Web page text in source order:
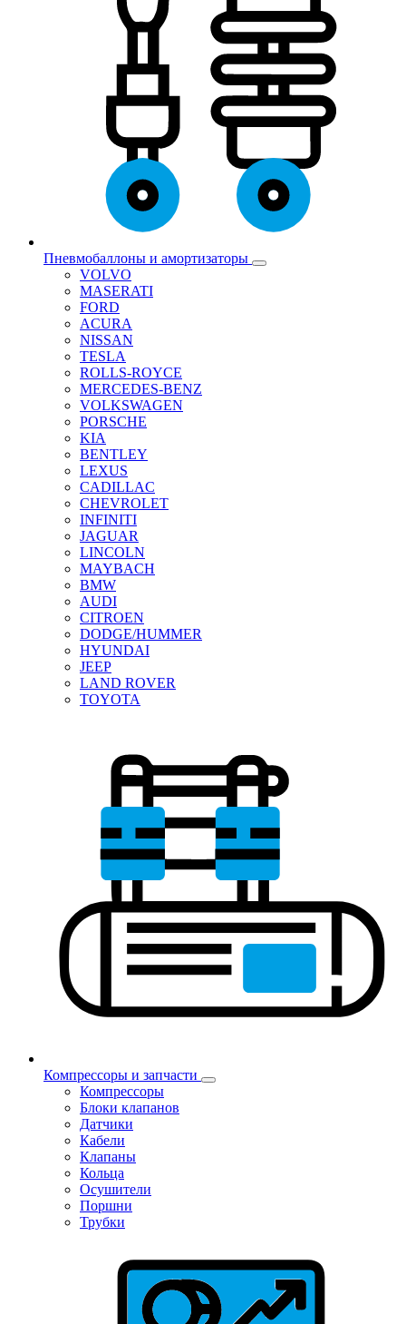
Пневмобаллоны и амортизаторы
VOLVO
MASERATI
FORD
ACURA
NISSAN
TESLA
ROLLS-ROYCE
MERCEDES-BENZ
VOLKSWAGEN
PORSCHE
KIA
BENTLEY
LEXUS
CADILLAC
CHEVROLET
INFINITI
JAGUAR
LINCOLN
MAYBACH
BMW
AUDI
CITROEN
DODGE/HUMMER
HYUNDAI
JEEP
LAND ROVER
TOYOTA
Компрессоры и запчасти
Компрессоры
Блоки клапанов
Датчики
Кабели
Клапаны
Кольца
Осушители
Поршни
Трубки